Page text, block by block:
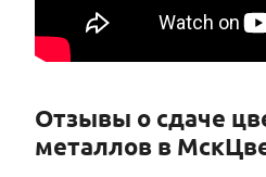
Отзывы о сдаче
металлов в